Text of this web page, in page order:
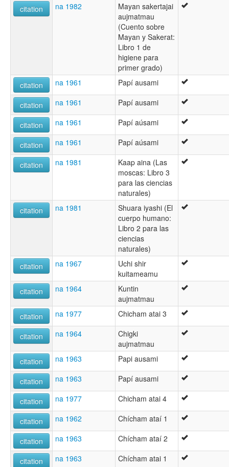
citation na 1982
Mayan sakertajai
aujmatmau
(Cuento sobre
Mayan y Sakerat:
Libro 1 de
higiene para
primer grado)
citation
na 1961 Papí ausami
citation na 1961 Papí ausami
citation na 1961 Papí aúsami
citation na 1961 Papí aúsami
citation na 1981
Kaap aina (Las
moscas: Libro 3
para las ciencias
naturales)
citation
na 1981
Shuara iyashi (El
cuerpo humano:
Libro 2 para las
ciencias
naturales)
citation
na 1967
Uchi shir
kuitameamu
citation
na 1964
Kuntin
aujmatmau
citation
na 1977 Chicham atai 3
citation na 1964
Chigki
aujmatmau
citation
na 1963 Papi ausami
citation na 1963 Papí ausami
citation na 1977 Chicham atai 4
citation na 1962 Chícham ataí 1
citation na 1963 Chícham ataí 2
citation na 1963 Chícham atai 1